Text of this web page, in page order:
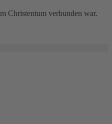
Christentum verbunden war.